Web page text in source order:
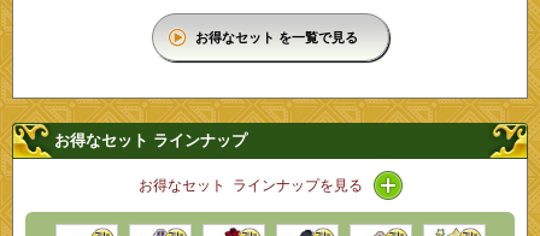
お得なセット を一覧で見る
お得なセット ラインナップ
お得なセット ラインナップを見る アイコン / ラインナ